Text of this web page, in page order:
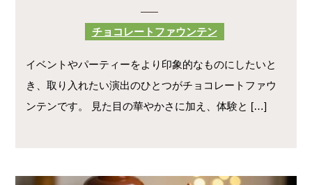
チョコレートファウンテン
イベントやパーティーをより印象的なものにしたいと
き、取り入れたい演出のひとつがチョコレートファウ
ンテンです。 見た目の華やかさに加え、体験と […]